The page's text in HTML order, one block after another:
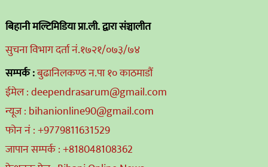
बिहानी मल्टिमिडिया प्रा.ली. द्वारा संञ्चालीत
सुचना विभाग दर्ता नं.१७२१/०७३/७४
सम्पर्क :बुढानिलकण्ठ न.पा १० काठमाडौं
ईमेल : deependrasarum@gmail.com
न्यूज : bihanionline90@gmail.com
फोन नं : +9779811631529
जापान सम्पर्क : +818048108362